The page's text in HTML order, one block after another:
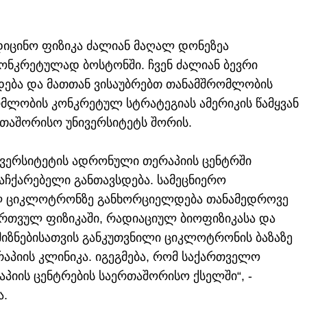
ფიზიკა ძალიან მაღალ დონეზეა
ბოსტონში. ჩვენ ძალიან ბევრი
და მათთან ვისაუბრებთ თანამშრომლობის
კონკრეტულ სტრატეგიას ამერიკის წამყვან
უნივერსიტეტს შორის.
ადრონული თერაპიის ცენტრში
განთავსდება. სამეცნიერო
ციკლოტრონზე განხორციელდება თანამედროვე
ფიზიკაში, რადიაციულ ბიოფიზიკასა და
განკუთვნილი ციკლოტრონის ბაზაზე
კლინიკა. იგეგმება, რომ საქართველო
ცენტრების საერთაშორისო ქსელში“, -